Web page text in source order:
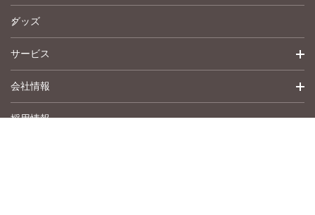
女性コミック
ペットコミック
青年コミック
英語版コミック
グッズ
サービス
詳細検索
履歴
会社情報
トップメッセージ
採用情報